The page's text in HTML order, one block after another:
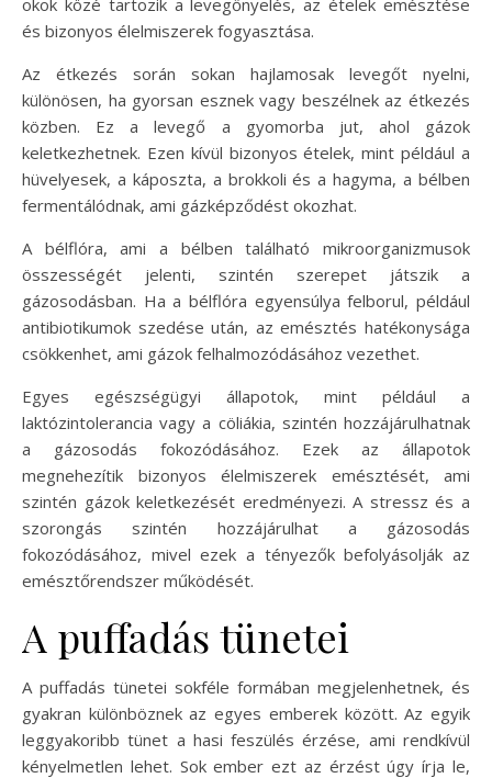
és bizonyos élelmiszerek fogyasztása.
Az étkezés során sokan hajlamosak levegőt nyelni,
különösen, ha gyorsan esznek vagy beszélnek az étkezés
közben. Ez a levegő a gyomorba jut, ahol gázok
keletkezhetnek. Ezen kívül bizonyos ételek, mint például a
hüvelyesek, a káposzta, a brokkoli és a hagyma, a bélben
fermentálódnak, ami gázképződést okozhat.
A bélflóra, ami a bélben található mikroorganizmusok
összességét jelenti, szintén szerepet játszik a
gázosodásban. Ha a bélflóra egyensúlya felborul, például
antibiotikumok szedése után, az emésztés hatékonysága
csökkenhet, ami gázok felhalmozódásához vezethet.
Egyes egészségügyi állapotok, mint például a
laktózintolerancia vagy a cöliákia, szintén hozzájárulhatnak
a gázosodás fokozódásához. Ezek az állapotok
megnehezítik bizonyos élelmiszerek emésztését, ami
szintén gázok keletkezését eredményezi. A stressz és a
szorongás szintén hozzájárulhat a gázosodás
fokozódásához, mivel ezek a tényezők befolyásolják az
emésztőrendszer működését.
A puffadás tünetei
A puffadás tünetei sokféle formában megjelenhetnek, és
gyakran különböznek az egyes emberek között. Az egyik
leggyakoribb tünet a hasi feszülés érzése, ami rendkívül
kényelmetlen lehet. Sok ember ezt az érzést úgy írja le,